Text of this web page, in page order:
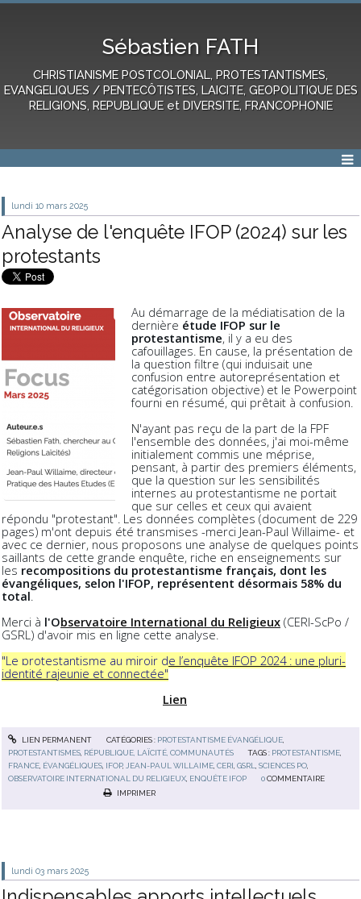
Sébastien FATH
CHRISTIANISME POSTCOLONIAL, PROTESTANTISMES,
EVANGELIQUES / PENTECÔTISTES, LAICITE, GEOPOLITIQUE DES
RELIGIONS, REPUBLIQUE et DIVERSITE, FRANCOPHONIE
lundi 10 mars 2025
Analyse de l'enquête IFOP (2024) sur les
protestants
Au démarrage de la médiatisation de la
dernière étude IFOP sur le
protestantisme, il y a eu des
cafouillages. En cause, la présentation de
la question filtre (qui induisait une
confusion entre autoreprésentation et
catégorisation objective) et le Powerpoint
fourni en résumé, qui prêtait à confusion.
N'ayant pas reçu de la part de la FPF
l'ensemble des données, j'ai moi-même
initialement commis une méprise,
pensant, à partir des premiers éléments,
que la question sur les sensibilités
internes au protestantisme ne portait
que sur celles et ceux qui avaient
répondu "protestant". Les données complètes (document de 229
pages) m'ont depuis été transmises -merci Jean-Paul Willaime- et
avec ce dernier, nous proposons une analyse de quelques points
saillants de cette grande enquête, riche en enseignements sur
les recompositions du protestantisme français, dont les
évangéliques, selon l'IFOP, représentent désormais 58% du
total.
Merci à l'Observatoire International du Religieux (CERI-ScPo /
GSRL) d'avoir mis en ligne cette analyse.
"Le protestantisme au miroir de l’enquête IFOP 2024 : une pluri-
identité rajeunie et connectée"
Lien
LIEN PERMANENT CATÉGORIES : PROTESTANTISME ÉVANGÉLIQUE,
PROTESTANTISMES RÉPUBLIQUE, LAÏCITÉ, COMMUNAUTÉS TAGS : PROTESTANTISME
FRANCE ÉVANGÉLIQUES IFOP, JEAN-PAUL WILLAIME ,CERI ,GSRL ,SCIENCES PO
OBSERVATOIRE INTERNATIONAL DU RELIGIEUX ENQUÊTE IFOP 0 COMMENTAIRE
IMPRIMER
lundi 03 mars 2025